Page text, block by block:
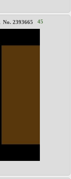
No. 2393665 45